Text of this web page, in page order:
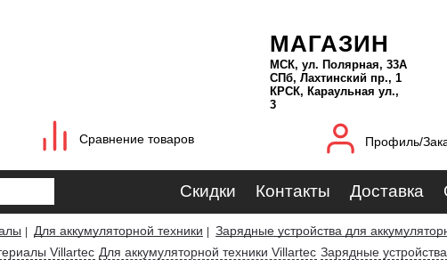
МАГАЗИН
МСК, ул. Полярная, 33А
СПб, Лахтинский пр., 1
КРСК, Караульная ул.,
3
Сравнение товаров Профиль/
Скидки Контакты Доставка
Для аккумуляторной техники
Зарядные устройства для
Villartec Для аккумуляторной техники Villartec Зарядные